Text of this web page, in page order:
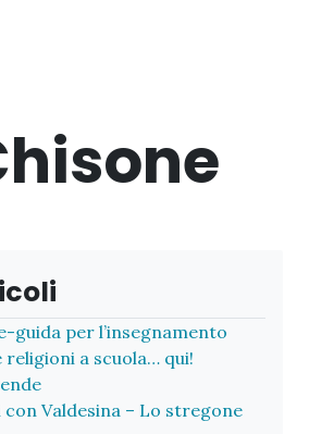
guida per l’insegnamento
religioni a scuola… qui!
Valdesina – Lo stregone